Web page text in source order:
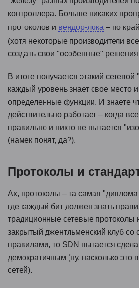
контроллера. Больше никаких
протоколов и вендор-лока – по
(хотя некоторые производители
создать свои "особенные"
В итоге получается этакий сетевой
каждый уровень знает свое место
определенные функции. И знаете
действительно работает – когда
правильно и никто не пытается
(намек понят, да?).
Протоколы и
Ах, протоколы – та самая
где каждый бит должен знать
традиционные сетевые протоколы
закрытый джентльменский клуб
правилами, то SDN пытается
демократичным (ну, насколько это
сетей).